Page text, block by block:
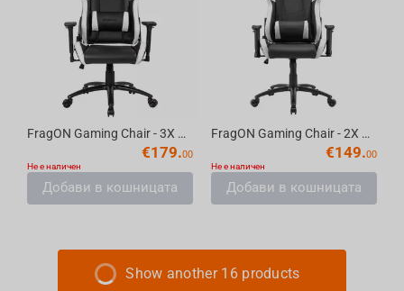
FragON Gaming Chair - 3X Series, Black/White 2024
€179.00
Не е наличен
Добави в кошницата
FragON Gaming Chair - 2X Series, Black/White 2024
€149.00
Не е наличен
Добави в кошницата
Show another 16 products